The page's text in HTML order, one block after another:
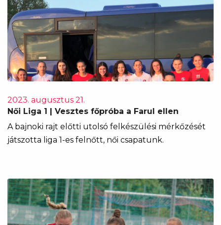
2023. augusztus 21.
Női Liga 1 | Vesztes főpróba a Farul ellen
A bajnoki rajt előtti utolsó felkészülési mérkőzését
játszotta liga 1-es felnőtt, női csapatunk.